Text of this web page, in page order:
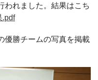
われました。結果はこち
.pdf
優勝チームの写真を掲載